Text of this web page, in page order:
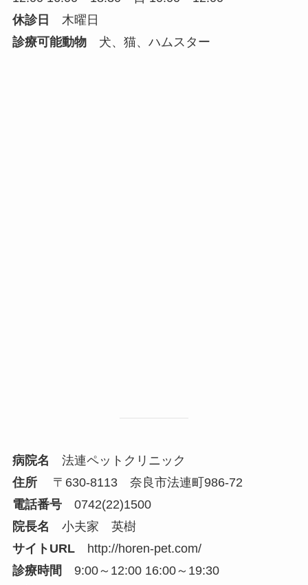
休診日
木曜日
診療可能動物犬、猫、ハムスター
病院名 法連ペットクリニック
住所〒630-8113 奈良市法連町986-72
電話番号0742(22)1500
院長名 小夫家 英樹
サイトURL
http://horen-pet.com/
診療時間 9:00～12:00 16:00～19:30